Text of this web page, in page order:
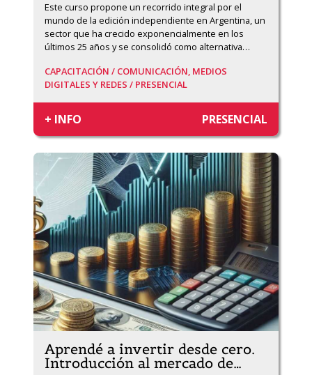
Este curso propone un recorrido integral por el
mundo de la edición independiente en Argentina, un
sector que ha crecido exponencialmente en los
últimos 25 años y se consolidó como alternativa…
CAPACITACIÓN / COMUNICACIÓN, MEDIOS
DIGITALES Y REDES / PRESENCIAL
+ INFO PRESENCIAL
Aprendé a invertir desde cero.
Introducción al mercado de…